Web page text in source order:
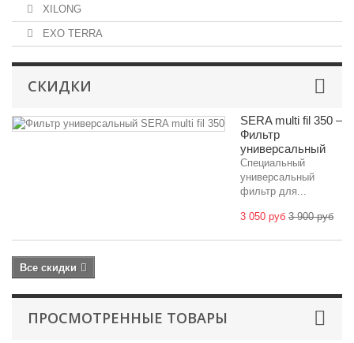
XILONG
EXO TERRA
СКИДКИ
SERA multi fil 350 –
Фильтр
универсальный
Специальный
универсальный
фильтр для...
3 050 руб 3 900 руб
Все скидки
ПРОСМОТРЕННЫЕ ТОВАРЫ